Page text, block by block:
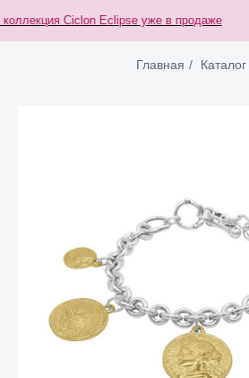
Ciclon Eclipse уже в продаже
Главная / Каталог